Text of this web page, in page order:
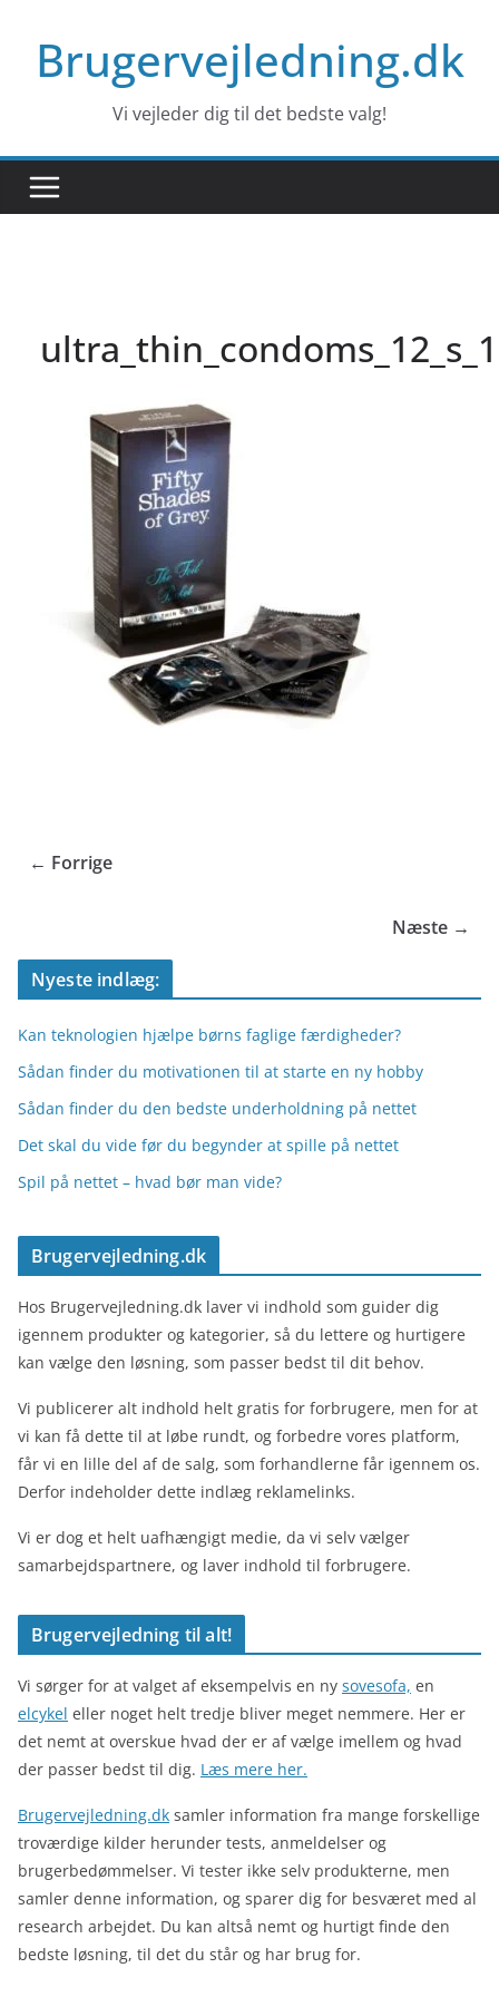
contentBrugervejledning.dk
Vi vejleder dig til det bedste valg!
ultra_thin_condoms_12_s_1
← Forrige
Næste →
Nyeste indlæg:
Kan teknologien hjælpe børns faglige færdigheder?
Sådan finder du motivationen til at starte en ny hobby
Sådan finder du den bedste underholdning på nettet
Det skal du vide før du begynder at spille på nettet
Spil på nettet – hvad bør man vide?
Brugervejledning.dk
Hos Brugervejledning.dk laver vi indhold som guider dig
igennem produkter og kategorier, så du lettere og hurtigere
kan vælge den løsning, som passer bedst til dit behov.
Vi publicerer alt indhold helt gratis for forbrugere, men for at
vi kan få dette til at løbe rundt, og forbedre vores platform,
får vi en lille del af de salg, som forhandlerne får igennem os.
Derfor indeholder dette indlæg reklamelinks.
Vi er dog et helt uafhængigt medie, da vi selv vælger
samarbejdspartnere, og laver indhold til forbrugere.
Brugervejledning til alt!
Vi sørger for at valget af eksempelvis en ny sovesofa, en
elcykel eller noget helt tredje bliver meget nemmere. Her er
det nemt at overskue hvad der er af vælge imellem og hvad
der passer bedst til dig. Læs mere her.
Brugervejledning.dk samler information fra mange forskellige
troværdige kilder herunder tests, anmeldelser og
brugerbedømmelser. Vi tester ikke selv produkterne, men
samler denne information, og sparer dig for besværet med al
research arbejdet. Du kan altså nemt og hurtigt finde den
bedste løsning, til det du står og har brug for.